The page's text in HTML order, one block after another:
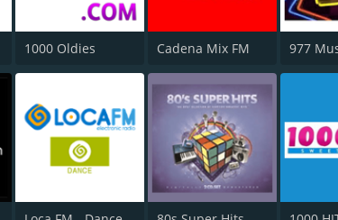
1000 Oldies Cadena Mix FM